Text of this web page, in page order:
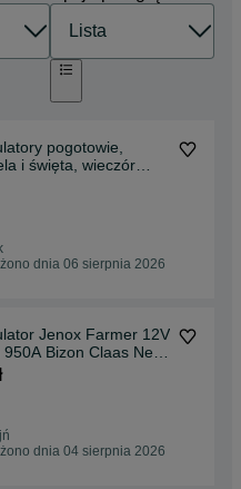
pogotowie,
i święta, wieczór
603x275x233
dnia 06 sierpnia 2026
Jenox Farmer 12V
Bizon Claas New
Deutz
dnia 04 sierpnia 2026